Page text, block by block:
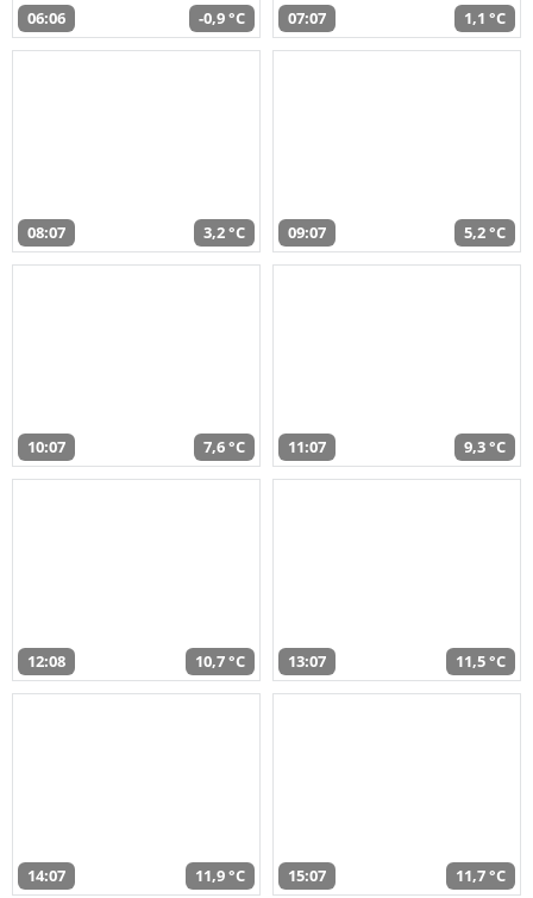
06:06 -0,9 °C 07:07 1,1 °C
08:07 3,2 °C 09:07 5,2 °C
10:07 7,6 °C 11:07 9,3 °C
12:08 10,7 °C 13:07 11,5 °C
14:07 11,9 °C 15:07 11,7 °C